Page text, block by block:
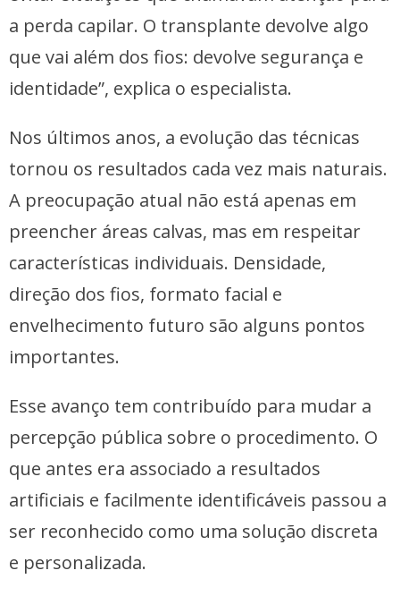
a perda capilar. O transplante devolve algo
que vai além dos fios: devolve segurança e
identidade”, explica o especialista.
Nos últimos anos, a evolução das técnicas
tornou os resultados cada vez mais naturais.
A preocupação atual não está apenas em
preencher áreas calvas, mas em respeitar
características individuais. Densidade,
direção dos fios, formato facial e
envelhecimento futuro são alguns pontos
importantes.
Esse avanço tem contribuído para mudar a
percepção pública sobre o procedimento. O
que antes era associado a resultados
artificiais e facilmente identificáveis passou a
ser reconhecido como uma solução discreta
e personalizada.